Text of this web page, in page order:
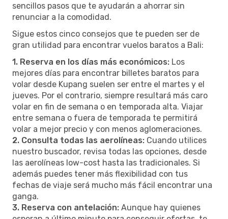
sencillos pasos que te ayudarán a ahorrar sin
renunciar a la comodidad.
Sigue estos cinco consejos que te pueden ser de
gran utilidad para encontrar vuelos baratos a Bali:
1. Reserva en los días más económicos: Los
mejores días para encontrar billetes baratos para
volar desde Kupang suelen ser entre el martes y el
jueves. Por el contrario, siempre resultará más caro
volar en fin de semana o en temporada alta. Viajar
entre semana o fuera de temporada te permitirá
volar a mejor precio y con menos aglomeraciones.
2. Consulta todas las aerolíneas: Cuando utilices
nuestro buscador, revisa todas las opciones, desde
las aerolíneas low-cost hasta las tradicionales. Si
además puedes tener más flexibilidad con tus
fechas de viaje será mucho más fácil encontrar una
ganga.
3. Reserva con antelación: Aunque hay quienes